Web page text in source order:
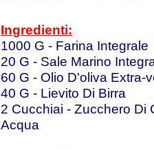
Ingredienti:
1000 G - Farina Integrale
20 G - Sale Marino
60 G - Olio D'oliva Extra-
40 G - Lievito Di Birra
2 Cucchiai - Zucchero Di
Acqua